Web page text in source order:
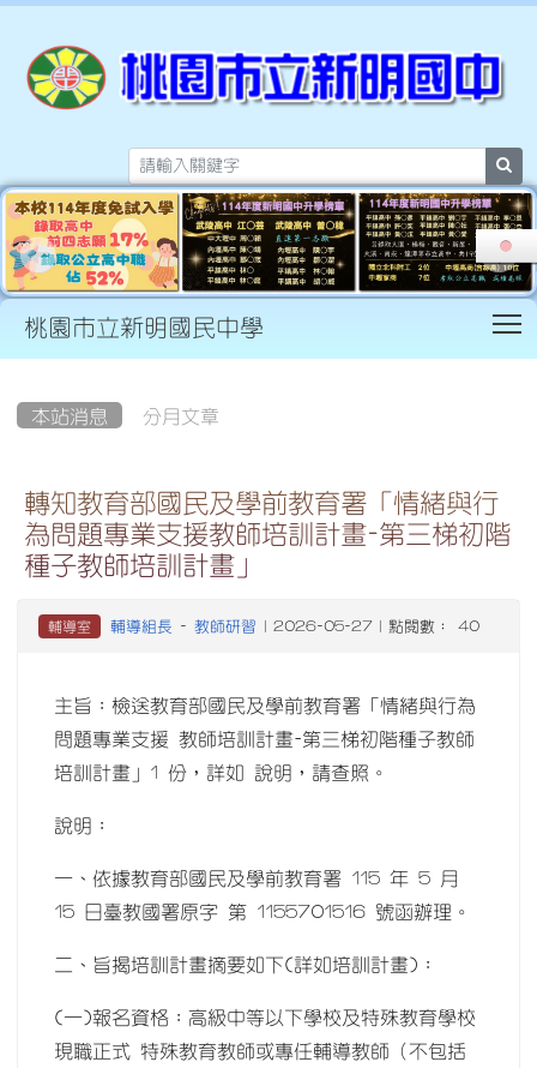
桃園市立新明國民中學
本站消息 分月文章
轉知教育部國民及學前教育署「情緒與行
為問題專業支援教師培訓計畫-第三梯初階
種子教師培訓計畫」
輔導室 輔導組長 - 教師研習 | 2026-05-27 | 點閱數： 40
主旨：檢送教育部國民及學前教育署「情緒與行為
問題專業支援 教師培訓計畫-第三梯初階種子教師
培訓計畫」1 份，詳如 說明，請查照。
說明：
一、依據教育部國民及學前教育署 115 年 5 月
15 日臺教國署原字 第 1155701516 號函辦理。
二、旨揭培訓計畫摘要如下(詳如培訓計畫)：
(一)報名資格：高級中等以下學校及特殊教育學校
現職正式 特殊教育教師或專任輔導教師（不包括